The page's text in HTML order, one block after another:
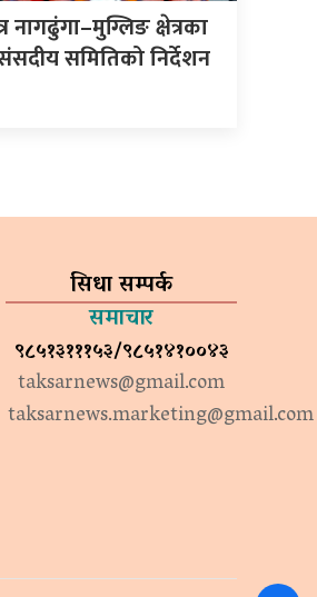
नागढुंगा–मुग्लिङ क्षेत्रका
समितिको निर्देशन
सिधा सम्पर्क
समाचार
९८५१३१११५३/९८५१४१००४३
taksarnews@gmail.com
taksarnews.marketing@gmail.com